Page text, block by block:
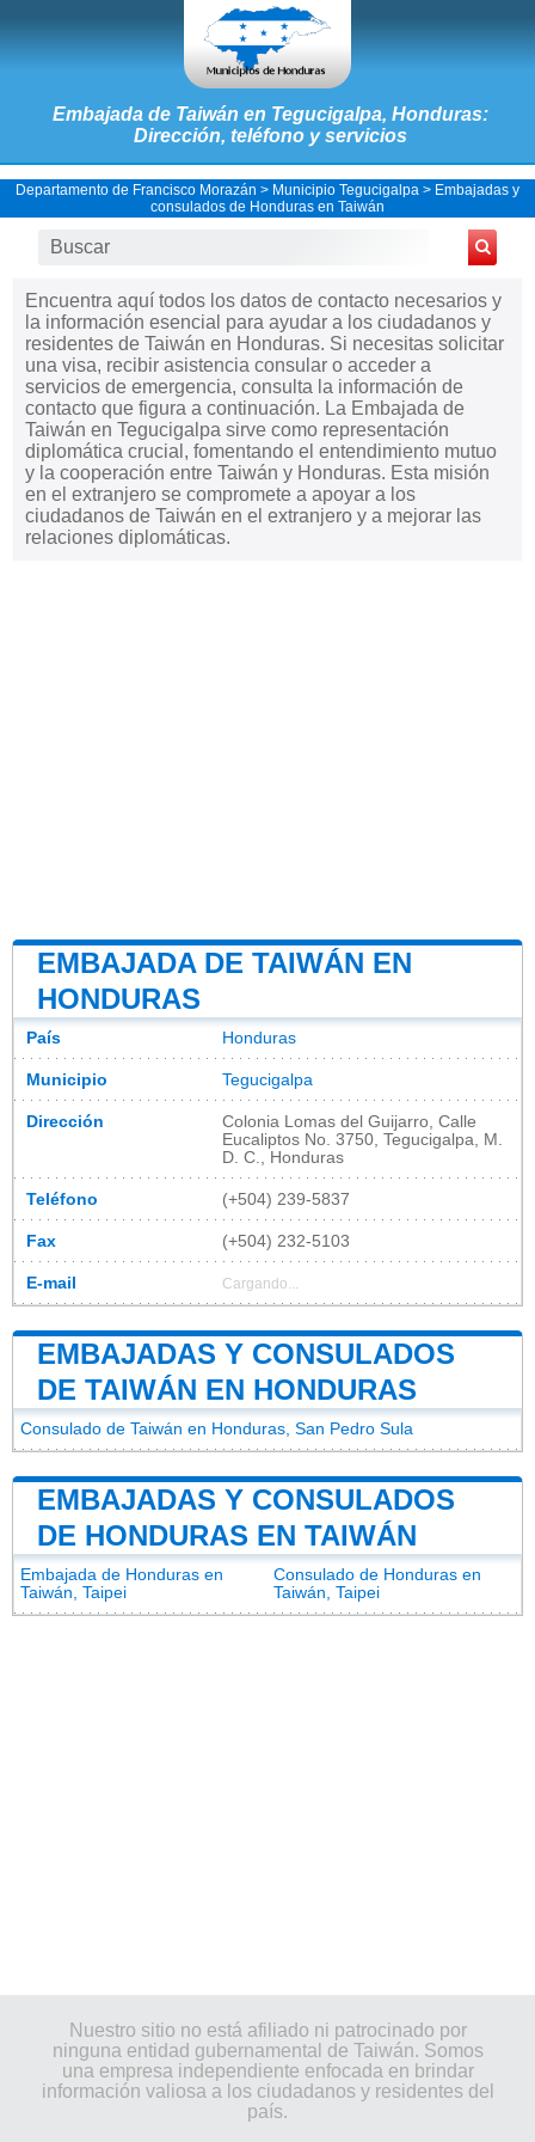
Embajada de Taiwán en Tegucigalpa, Honduras:
Dirección, teléfono y servicios
Departamento de Francisco Morazán > Municipio Tegucigalpa > Embajadas y
consulados de Honduras en Taiwán
Encuentra aquí todos los datos de contacto necesarios y
la información esencial para ayudar a los ciudadanos y
residentes de Taiwán en Honduras. Si necesitas solicitar
una visa, recibir asistencia consular o acceder a
servicios de emergencia, consulta la información de
contacto que figura a continuación. La Embajada de
Taiwán en Tegucigalpa sirve como representación
diplomática crucial, fomentando el entendimiento mutuo
y la cooperación entre Taiwán y Honduras. Esta misión
en el extranjero se compromete a apoyar a los
ciudadanos de Taiwán en el extranjero y a mejorar las
relaciones diplomáticas.
EMBAJADA DE TAIWÁN EN
HONDURAS
País Honduras
Municipio Tegucigalpa
Dirección
Colonia Lomas del Guijarro, Calle
Eucaliptos No. 3750, Tegucigalpa, M.
D. C., Honduras
Teléfono (+504) 239-5837
Fax (+504) 232-5103
E-mail Cargando...
EMBAJADAS Y CONSULADOS
DE TAIWÁN EN HONDURAS
Consulado de Taiwán en Honduras, San Pedro Sula
EMBAJADAS Y CONSULADOS
DE HONDURAS EN TAIWÁN
Embajada de Honduras en
Taiwán, Taipei
Consulado de Honduras en
Taiwán, Taipei
Nuestro sitio no está afiliado ni patrocinado por
ninguna entidad gubernamental de Taiwán. Somos
una empresa independiente enfocada en brindar
información valiosa a los ciudadanos y residentes del
país.